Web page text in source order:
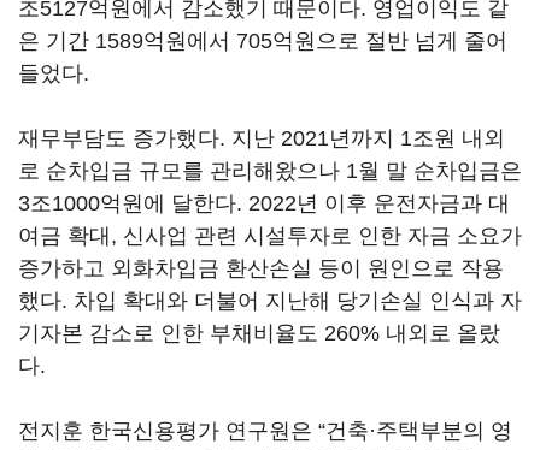
조5127억원에서 감소했기 때문이다. 영업이익도 같
은 기간 1589억원에서 705억원으로 절반 넘게 줄어
들었다.
재무부담도 증가했다. 지난 2021년까지 1조원 내외
로 순차입금 규모를 관리해왔으나 1월 말 순차입금은
3조1000억원에 달한다. 2022년 이후 운전자금과 대
여금 확대, 신사업 관련 시설투자로 인한 자금 소요가
증가하고 외화차입금 환산손실 등이 원인으로 작용
했다. 차입 확대와 더불어 지난해 당기손실 인식과 자
기자본 감소로 인한 부채비율도 260% 내외로 올랐
다.
전지훈 한국신용평가 연구원은 “건축·주택부분의 영